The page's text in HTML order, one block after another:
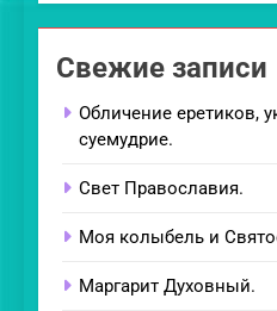
Свежие записи
Обличение еретиков,
суемудрие.
Свет Православия.
Моя колыбель и
Маргарит Духовный.